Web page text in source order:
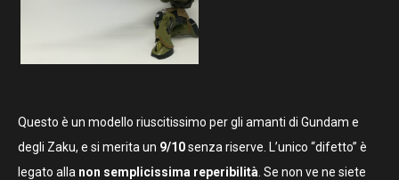
Questo è un modello riuscitissimo per gli amanti di Gundam e
degli Zaku, e si merita un 9/10senza riserve. L’unico “difetto” è
legato alla non semplicissima reperibilità . Se non ve ne siete